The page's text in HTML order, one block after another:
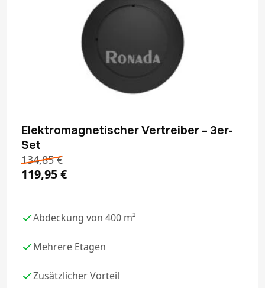
Elektromagnetischer Vertreiber – 3er-
Set
134,85€
119,95€
Abdeckung von 400 m²
Mehrere Etagen
Zusätzlicher Vorteil